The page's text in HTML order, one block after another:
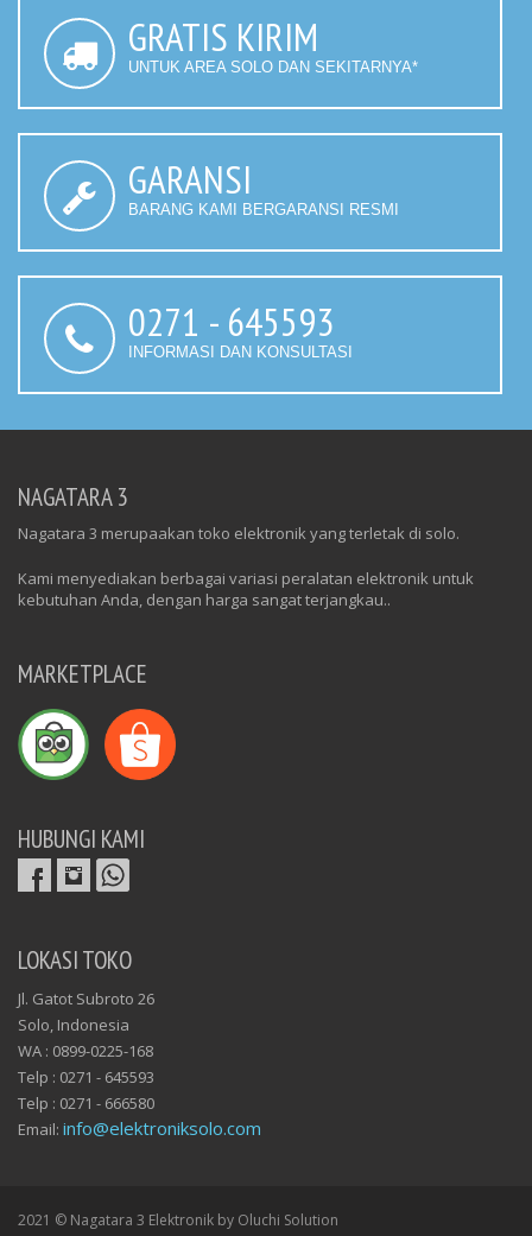
GRATIS KIRIM
UNTUK AREA SOLO DAN SEKITARNYA*
GARANSI
BARANG KAMI BERGARANSI RESMI
0271 - 645593
INFORMASI DAN KONSULTASI
NAGATARA 3
Nagatara 3 merupaakan toko elektronik yang terletak di solo.
Kami menyediakan berbagai variasi peralatan elektronik untuk
kebutuhan Anda, dengan harga sangat terjangkau..
MARKETPLACE
HUBUNGI KAMI
LOKASI TOKO
Jl. Gatot Subroto 26
Solo, Indonesia
WA : 0899-0225-168
Telp : 0271 - 645593
Telp : 0271 - 666580
Email: info@elektroniksolo.com
2021 © Nagatara 3 Elektronik by Oluchi Solution